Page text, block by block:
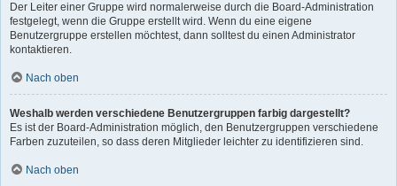
Der Leiter einer Gruppe wird normalerweise durch die Board-Administration
festgelegt, wenn die Gruppe erstellt wird. Wenn du eine eigene
Benutzergruppe erstellen möchtest, dann solltest du einen Administrator
kontaktieren.
Nach oben
Weshalb werden verschiedene Benutzergruppen farbig dargestellt?
Es ist der Board-Administration möglich, den Benutzergruppen verschiedene
Farben zuzuteilen, so dass deren Mitglieder leichter zu identifizieren sind.
Nach oben